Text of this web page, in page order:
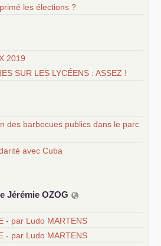
les élections ?
2019
SUR LES LYCÉENS : ASSEZ !
des barbecues publics dans le parc
avec Cuba
Jérémie OZOG
- par Ludo MARTENS
- par Ludo MARTENS